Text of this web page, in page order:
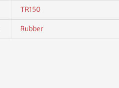
TR150
Rubber